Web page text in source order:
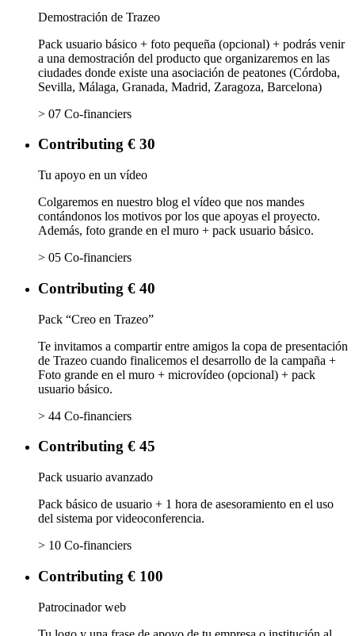
Demostración de Trazeo
Pack usuario básico + foto pequeña (opcional) + podrás venir
a una demostración del producto que organizaremos en las
ciudades donde existe una asociación de peatones (Córdoba,
Sevilla, Málaga, Granada, Madrid, Zaragoza, Barcelona)
> 07 Co-financiers
Contributing € 30
Tu apoyo en un vídeo
Colgaremos en nuestro blog el vídeo que nos mandes
contándonos los motivos por los que apoyas el proyecto.
Además, foto grande en el muro + pack usuario básico.
> 05 Co-financiers
Contributing € 40
Pack “Creo en Trazeo”
Te invitamos a compartir entre amigos la copa de presentación
de Trazeo cuando finalicemos el desarrollo de la campaña +
Foto grande en el muro + microvídeo (opcional) + pack
usuario básico.
> 44 Co-financiers
Contributing € 45
Pack usuario avanzado
Pack básico de usuario + 1 hora de asesoramiento en el uso
del sistema por videoconferencia.
> 10 Co-financiers
Contributing € 100
Patrocinador web